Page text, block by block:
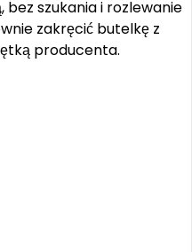
bez szukania i rozlewanie
zakręcić butelkę z
producenta.